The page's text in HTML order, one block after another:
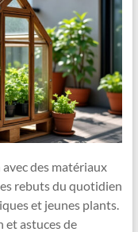
des matériaux
rebuts du quotidien
et jeunes plants.
et astuces de